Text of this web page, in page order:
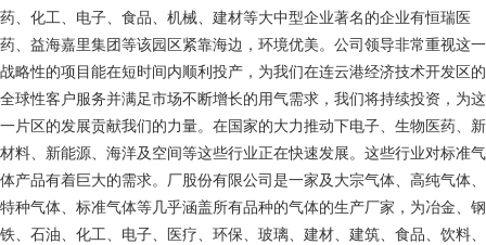
药、化工、电子、食品、机械、建材等大中型企业著名的企业有恒瑞医
药、益海嘉里集团等该园区紧靠海边，环境优美。公司领导非常重视这一
战略性的项目能在短时间内顺利投产，为我们在连云港经济技术开发区的
全球性客户服务并满足市场不断增长的用气需求，我们将持续投资，为这
一片区的发展贡献我们的力量。在国家的大力推动下电子、生物医药、新
材料、新能源、海洋及空间等这些行业正在快速发展。这些行业对标准气
体产品有着巨大的需求。厂股份有限公司是一家及大宗气体、高纯气体、
特种气体、标准气体等几乎涵盖所有品种的气体的生产厂家，为冶金、钢
铁、石油、化工、电子、医疗、环保、玻璃、建材、建筑、食品、饮料、